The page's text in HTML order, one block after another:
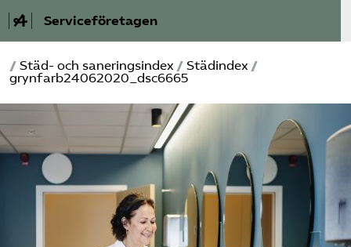
Serviceföretagen
Om Service­företagen
Branscher
Medlemskap
Auktorisation
/ Städ- och saneringsindex / Städindex /
grynfarb24062020_dsc6665